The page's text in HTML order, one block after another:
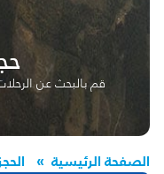
قم بالبحث عن
الصفحة الرئيسية